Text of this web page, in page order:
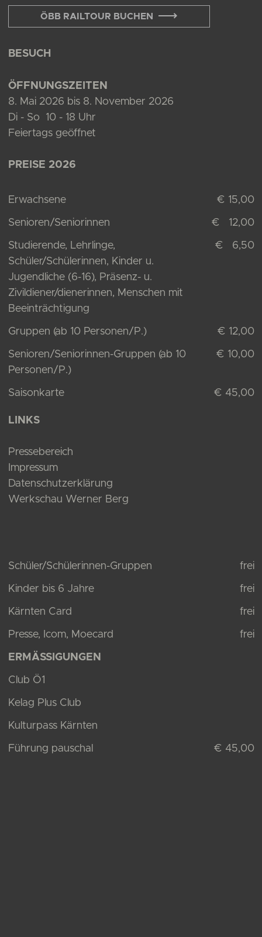
ÖBB RAILTOUR BUCHEN
BESUCH
ÖFFNUNGSZEITEN
8. Mai 2026 bis 8. November 2026
Di - So 10 - 18 Uhr
Feiertags geöffnet
PREISE 2026
Erwachsene € 15,00
Senioren/Seniorinnen € 12,00
Studierende, Lehrlinge,
Schüler/Schülerinnen, Kinder u.
Jugendliche (6-16), Präsenz- u.
Zivildiener/dienerinnen, Menschen mit
Beeinträchtigung
€ 6,50
Gruppen (ab 10 Personen/P.) € 12,00
Senioren/Seniorinnen-Gruppen (ab 10
Personen/P.)
€ 10,00
Saisonkarte € 45,00
LINKS
Pressebereich
Impressum
Datenschutzerklärung
Werkschau Werner Berg
Schüler/Schülerinnen-Gruppen frei
Kinder bis 6 Jahre frei
Kärnten Card frei
Presse, Icom, Moecard frei
ERMÄSSIGUNGEN
Club Ö1
Kelag Plus Club
Kulturpass Kärnten
Führung pauschal € 45,00